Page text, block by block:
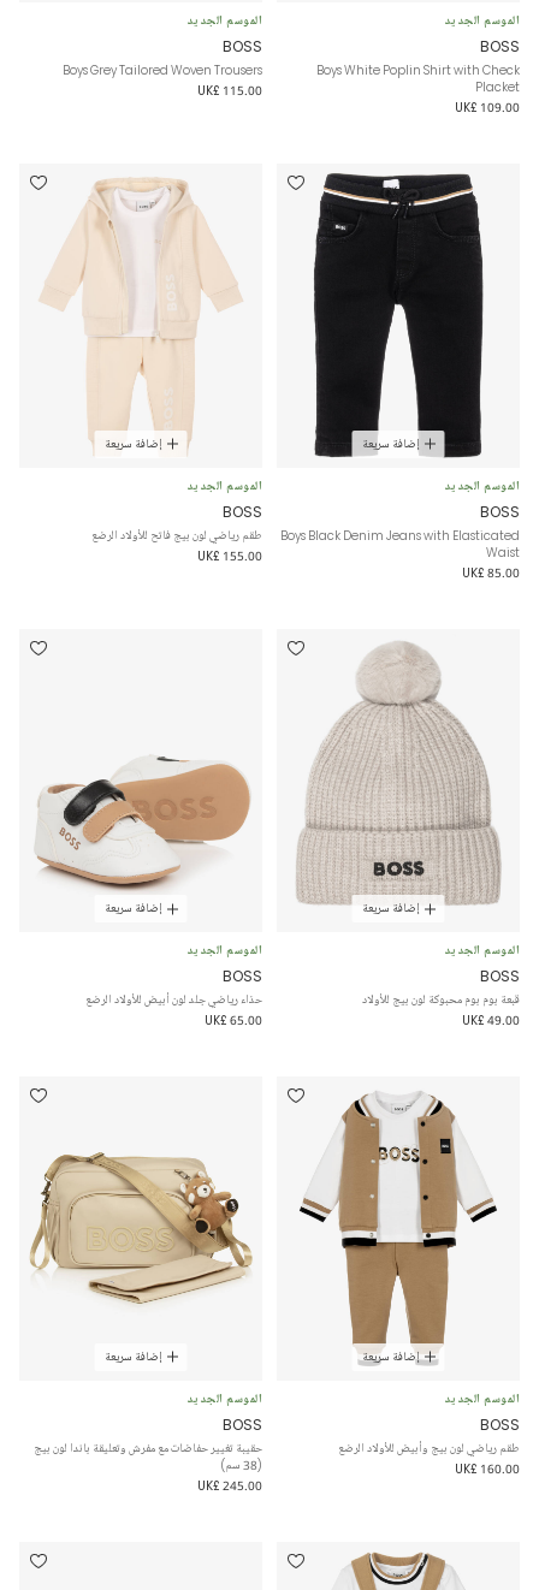
الموسم الجديد
BOSS
Boys White Poplin Shirt with Check
Placket
UK£ 109.00
الموسم الجديد
BOSS
Boys Grey Tailored Woven Trousers
UK£ 115.00
إضافة سريعة
الموسم الجديد
BOSS
Boys Black Denim Jeans with Elasticated
Waist
UK£ 85.00
إضافة سريعة
الموسم الجديد
BOSS
طقم رياضي لون بيج فاتح للأولاد الرضع
UK£ 155.00
إضافة سريعة
الموسم الجديد
BOSS
قبعة بوم بوم محبوكة لون بيج للأولاد
UK£ 49.00
إضافة سريعة
الموسم الجديد
BOSS
حذاء رياضي جلد لون أبيض للأولاد الرضع
UK£ 65.00
إضافة سريعة
الموسم الجديد
BOSS
طقم رياضي لون بيج وأبيض للأولاد الرضع
UK£ 160.00
إضافة سريعة
الموسم الجديد
BOSS
حقيبة تغيير حفاضات مع مفرش وتعليقة باندا لون بيج
(38 سم)
UK£ 245.00